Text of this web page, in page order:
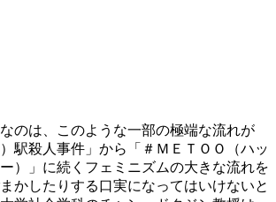
のは、このような一部の極端な流れが
駅殺人事件」から「＃ＭＥＴＯＯ（ハッ
）」に続くフェミニズムの大きな流れを
かしたりする口実になってはいけないと